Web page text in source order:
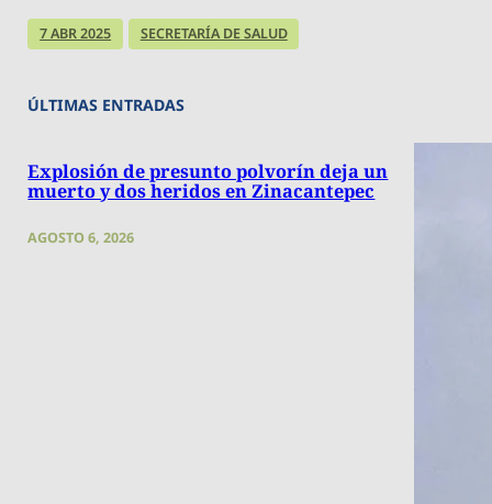
7 ABR 2025 SECRETARÍA DE SALUD
ÚLTIMAS ENTRADAS
Explosión de presunto polvorín deja un
muerto y dos heridos en Zinacantepec
AGOSTO 6, 2026